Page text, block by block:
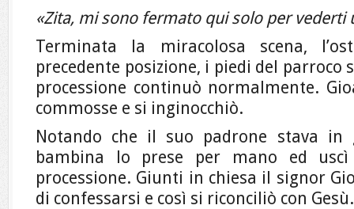
«Zita, mi sono fermato qui solo per vederti
Terminata la miracolosa scena,
precedente posizione, i piedi del parroco
processione continuò normalmente.
commosse e si inginocchiò.
Notando che il suo padrone stava in
bambina lo prese per mano ed
processione. Giunti in chiesa il signor
di confessarsi e così si riconciliò con Gesù.